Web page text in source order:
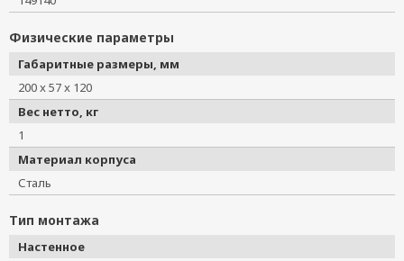
Физические параметры
Габаритные размеры, мм
200 x 57 x 120
Вес нетто, кг
1
Материал корпуса
Сталь
Тип монтажа
Настенное